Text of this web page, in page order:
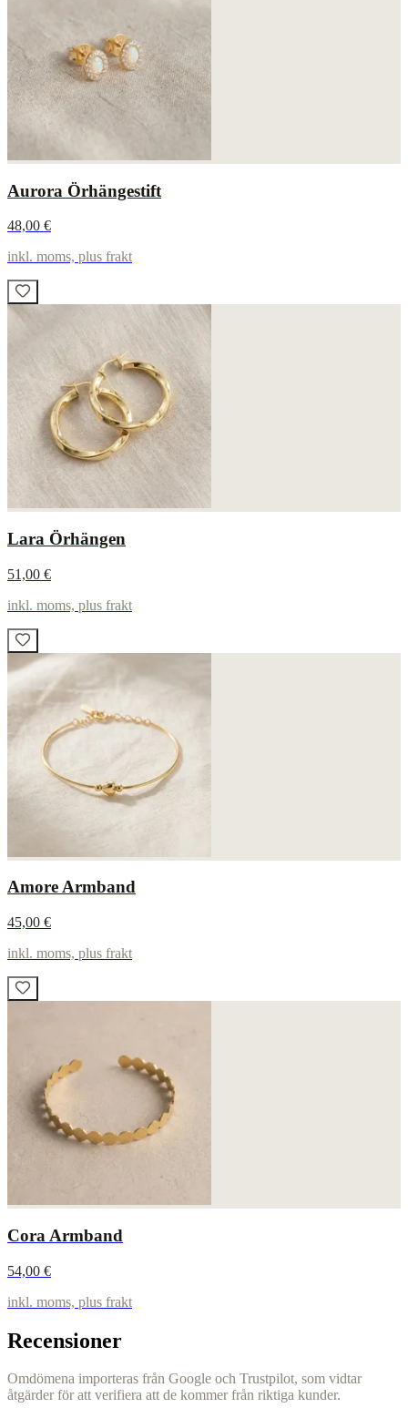
Aurora Örhängestift
48,00 €
inkl. moms, plus frakt
Lara Örhängen
51,00 €
inkl. moms, plus frakt
Amore Armband
45,00 €
inkl. moms, plus frakt
Cora Armband
54,00 €
inkl. moms, plus frakt
Recensioner
Omdömena importeras från Google och Trustpilot, som vidtar
åtgärder för att verifiera att de kommer från riktiga kunder.